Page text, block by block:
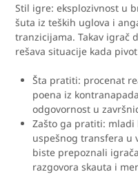
Stil igre: eksplozivnost u
šuta iz teških uglova i
tranzicijama. Takav igrač
rešava situacije kada
Šta pratiti: procenat
poena iz
odgovornost u
Zašto ga pratiti:
uspešnog transfera u
biste prepoznali
razgovora skauta i